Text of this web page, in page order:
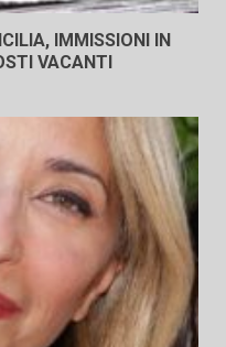
IMMISSIONI IN
VACANTI